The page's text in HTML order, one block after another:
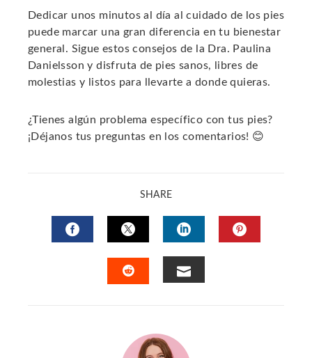
Dedicar unos minutos al día al cuidado de los pies
puede marcar una gran diferencia en tu bienestar
general. Sigue estos consejos de la Dra. Paulina
Danielsson y disfruta de pies sanos, libres de
molestias y listos para llevarte a donde quieras.
¿Tienes algún problema específico con tus pies?
¡Déjanos tus preguntas en los comentarios! 😊
SHARE
FACEBOOKTWITTERLINKEDIN